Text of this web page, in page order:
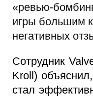
«ревью-
игры большим
негативных
Сотрудник
Kroll)
стал